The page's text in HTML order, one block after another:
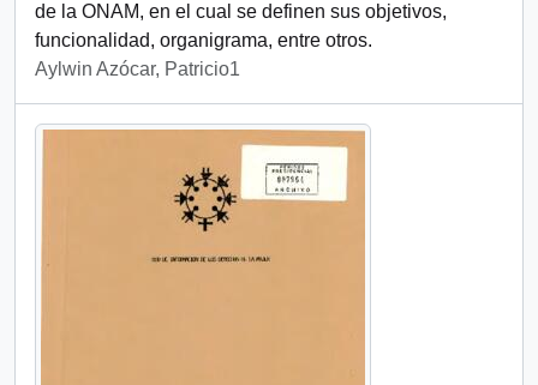
de la ONAM, en el cual se definen sus objetivos,
funcionalidad, organigrama, entre otros.
Aylwin Azócar, Patricio1